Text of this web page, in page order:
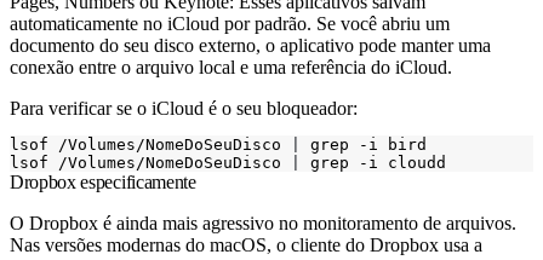
automaticamente no iCloud por padrão. Se você abriu um
documento do seu disco externo, o aplicativo pode manter uma
conexão entre o arquivo local e uma referência do iCloud.
Para verificar se o iCloud é o seu bloqueador:
lsof /Volumes/NomeDoSeuDisco
lsof /Volumes/NomeDoSeuDisco
Dropbox especificamente
O Dropbox é ainda mais agressivo no monitoramento de arquivos.
Nas versões modernas do macOS, o cliente do Dropbox usa a